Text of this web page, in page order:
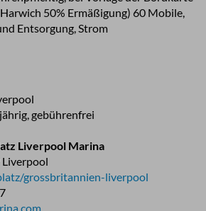
50% Ermäßigung) 60 Mobile,
Entsorgung, Strom
gebührenfrei
Liverpool Marina
Liverpool
grossbritannien-liverpool